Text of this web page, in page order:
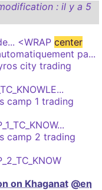
: il y a 5
<WRAP center
pa...
city trading
camp 1 trading
camp 2 trading
on Khaganat @en